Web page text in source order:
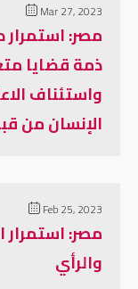
Mar 27, 2023
مصر:
ذمة قضايا
واستئناف
الإنسان من
Feb 25, 2023
مصر: استمرار
والرأي